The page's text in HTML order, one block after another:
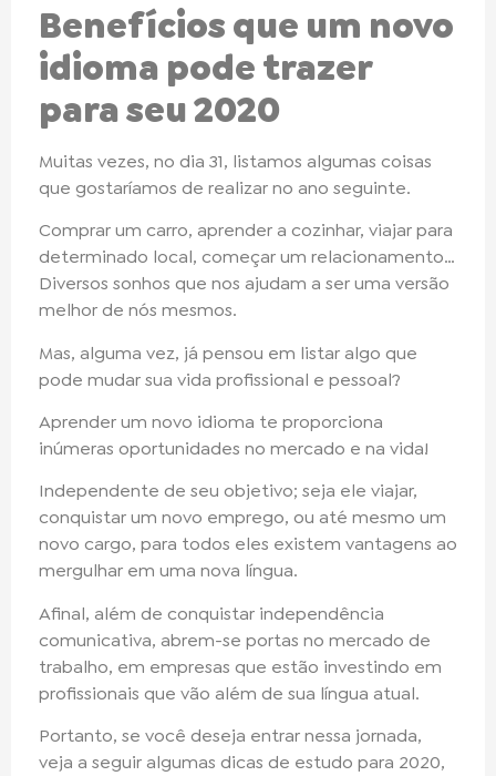
Benefícios que um novo
idioma pode trazer
para seu 2020
Muitas vezes, no dia 31, listamos algumas coisas
que gostaríamos de realizar no ano seguinte.
Comprar um carro, aprender a cozinhar, viajar para
determinado local, começar um relacionamento…
Diversos sonhos que nos ajudam a ser uma versão
melhor de nós mesmos.
Mas, alguma vez, já pensou em listar algo que
pode mudar sua vida profissional e pessoal?
Aprender um novo idioma te proporciona
inúmeras oportunidades no mercado e na vida!
Independente de seu objetivo; seja ele viajar,
conquistar um novo emprego, ou até mesmo um
novo cargo, para todos eles existem vantagens ao
mergulhar em uma nova língua.
Afinal, além de conquistar independência
comunicativa, abrem-se portas no mercado de
trabalho, em empresas que estão investindo em
profissionais que vão além de sua língua atual.
Portanto, se você deseja entrar nessa jornada,
veja a seguir algumas dicas de estudo para 2020,